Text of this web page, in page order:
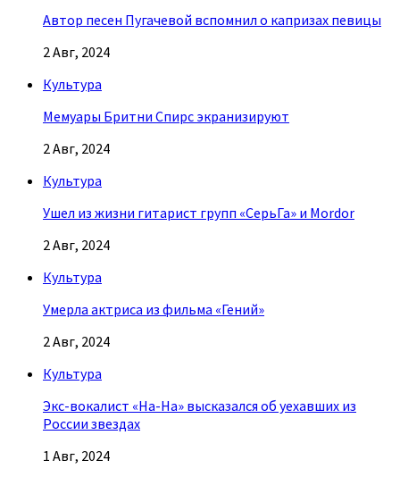
Автор песен Пугачевой вспомнил о капризах певицы
2 Авг, 2024
Культура
Мемуары Бритни Спирс экранизируют
2 Авг, 2024
Культура
Ушел из жизни гитарист групп «СерьГа» и Mordor
2 Авг, 2024
Культура
Умерла актриса из фильма «Гений»
2 Авг, 2024
Культура
Экс-вокалист «На-На» высказался об уехавших из
России звездах
1 Авг, 2024